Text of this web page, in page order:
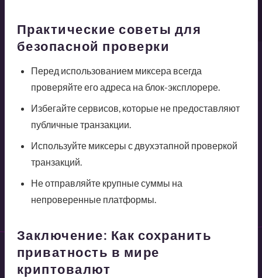
Практические советы для
безопасной проверки
Перед использованием миксера всегда
проверяйте его адреса на блок-эксплорере.
Избегайте сервисов, которые не предоставляют
публичные транзакции.
Используйте миксеры с двухэтапной проверкой
транзакций.
Не отправляйте крупные суммы на
непроверенные платформы.
Заключение: Как сохранить
приватность в мире
криптовалют